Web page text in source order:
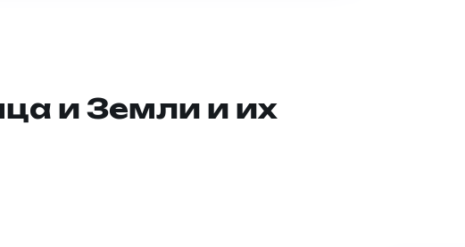
и Земли и их